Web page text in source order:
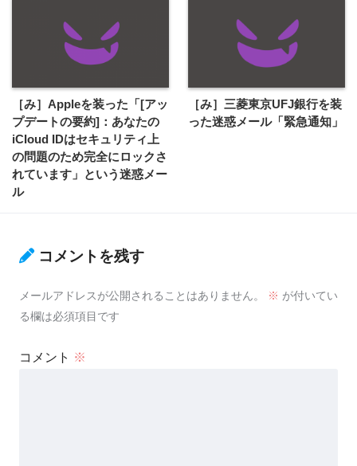
［み］Appleを装った「[アッ
プデートの要約]：あなたの
iCIoud IDはセキュリティ上
の問題のため完全にロックさ
れています」という迷惑メー
ル
［み］三菱東京UFJ銀行を装
った迷惑メール「緊急通知」
コメントを残す
メールアドレスが公開されることはありません。 ※ が付いてい
る欄は必須項目です
コメント ※